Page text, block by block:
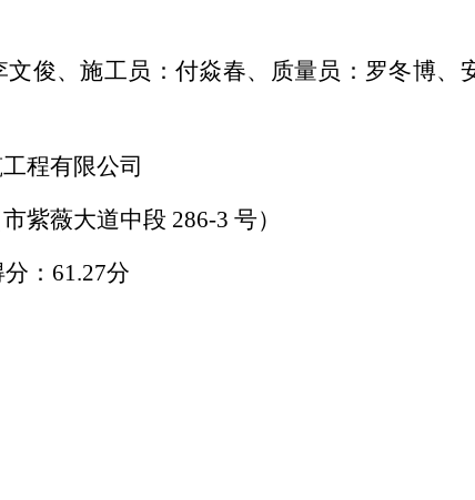
俊、施工员：付焱春、质量员：罗冬博、
程有限公司
紫薇大道中段 286-3 号）
：61.27分